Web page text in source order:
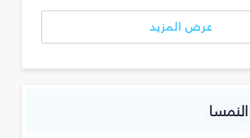
عرض المزيد